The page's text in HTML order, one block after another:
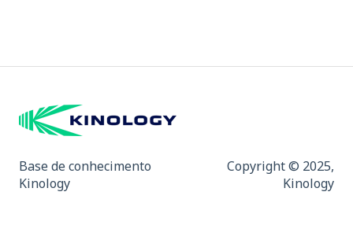
Base de conhecimento
Kinology
Copyright © 2025,
Kinology